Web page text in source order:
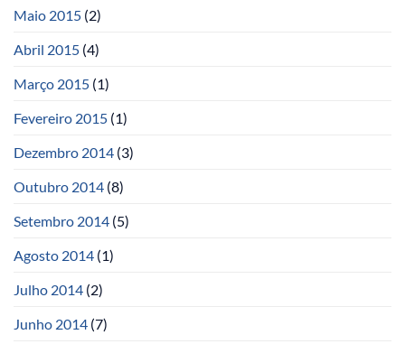
Maio 2015 (2)
Abril 2015 (4)
Março 2015 (1)
Fevereiro 2015 (1)
Dezembro 2014 (3)
Outubro 2014 (8)
Setembro 2014 (5)
Agosto 2014 (1)
Julho 2014 (2)
Junho 2014 (7)